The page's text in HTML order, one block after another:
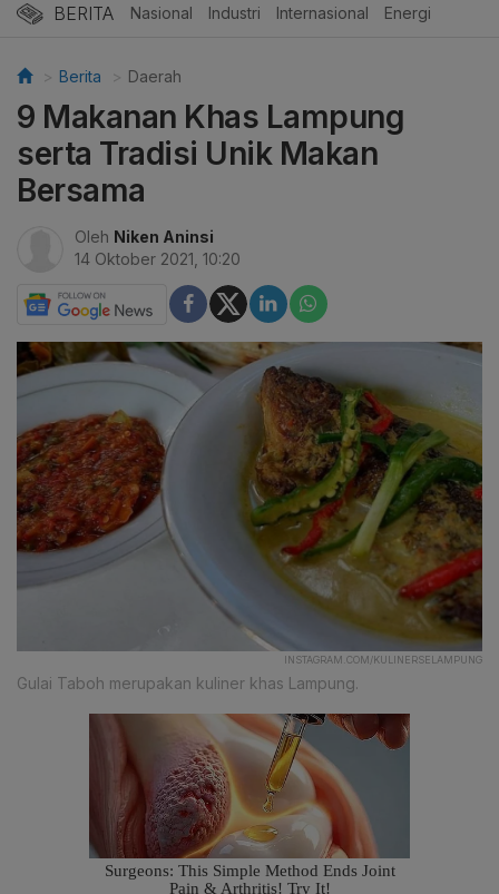
BERITA Nasional Industri Internasional Energi
Berita Daerah
9 Makanan Khas Lampung
serta Tradisi Unik Makan
Bersama
Oleh Niken Aninsi
14 Oktober 2021, 10:20
INSTAGRAM.COM/KULINERSELAMPUNG
Gulai Taboh merupakan kuliner khas Lampung.